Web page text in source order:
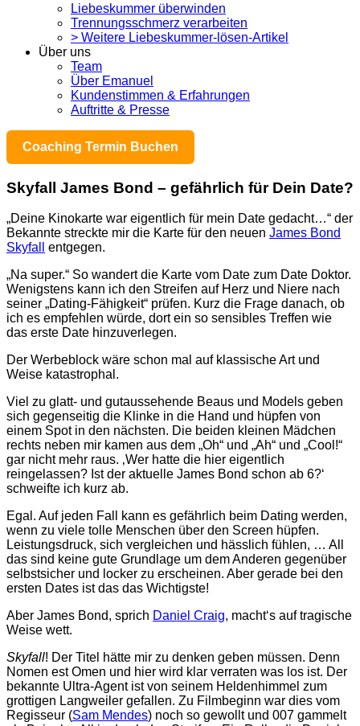
Liebeskummer überwinden
Trennungsschmerz verarbeiten
> Weitere Liebeskummer-lösen-Artikel
Über uns
Team
Über Emanuel
Kundenstimmen & Erfahrungen
Auftritte & Presse
Coaching Termin Buchen
Skyfall James Bond – gefährlich für Dein Date?
„Deine Kinokarte war eigentlich für mein Date gedacht…“ der
Bekannte streckte mir die Karte für den neuen James Bond
Skyfall
entgegen.
„Na super.“ So wandert die Karte vom Date zum Date Doktor.
Wenigstens kann ich den Streifen auf Herz und Niere nach
seiner „Dating-Fähigkeit“ prüfen. Kurz die Frage danach, ob
ich es empfehlen würde, dort ein so sensibles Treffen wie
das erste Date hinzuverlegen.
Der Werbeblock wäre schon mal auf klassische Art und
Weise katastrophal.
Viel zu glatt- und gutaussehende Beaus und Models geben
sich gegenseitig die Klinke in die Hand und hüpfen von
einem Spot in den nächsten. Die beiden kleinen Mädchen
rechts neben mir kamen aus dem „Oh“ und „Ah“ und „Cool!“
gar nicht mehr raus. ‚Wer hatte die hier eigentlich
reingelassen? Ist der aktuelle James Bond schon ab 6?‘
schweifte ich kurz ab.
Egal. Auf jeden Fall kann es gefährlich beim Dating werden,
wenn zu viele tolle Menschen über den Screen hüpfen.
Leistungsdruck, sich vergleichen und hässlich fühlen, … All
das sind keine gute Grundlage um dem Anderen gegenüber
selbstsicher und locker zu erscheinen. Aber gerade bei den
ersten Dates ist das das Wichtigste!
Aber James Bond, sprich Daniel Craig, macht‘s auf tragische
Weise wett.
Skyfall! Der Titel hätte mir zu denken geben müssen. Denn
Nomen est Omen und hier wird klar verraten was los ist. Der
bekannte Ultra-Agent ist von seinem Heldenhimmel zum
grottigen Langweiler gefallen. Zu Filmbeginn war dies vom
Regisseur (Sam Mendes) noch so gewollt und 007 gammelt